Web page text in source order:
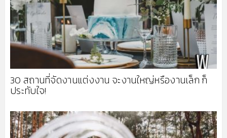
30 สถานที่จัดงานแต่งงาน จะงานใหญ่หรืองานเล็ก ก็
ประทับใจ!